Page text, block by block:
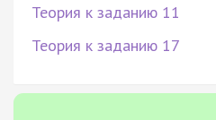
Теория к заданию 11
Теория к заданию 17